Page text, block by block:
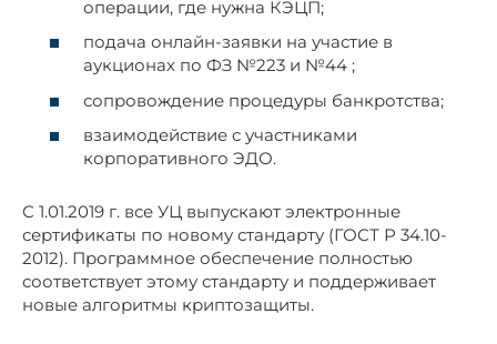
операции, где нужна КЭЦП;
подача онлайн-заявки на участие в
аукционах по ФЗ №223 и №44 ;
сопровождение процедуры банкротства;
взаимодействие с участниками
корпоративного ЭДО.
С 1.01.2019 г. все УЦ выпускают электронные
сертификаты по новому стандарту (ГОСТ Р 34.10-
2012). Программное обеспечение полностью
соответствует этому стандарту и поддерживает
новые алгоритмы криптозащиты.